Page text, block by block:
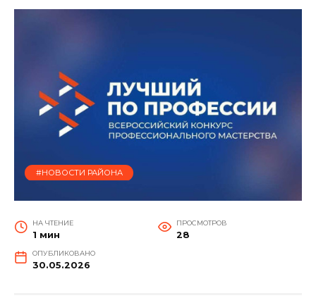
#НОВОСТИ РАЙОНА
НА ЧТЕНИЕ
1 мин
ПРОСМОТРОВ
28
ОПУБЛИКОВАНО
30.05.2026